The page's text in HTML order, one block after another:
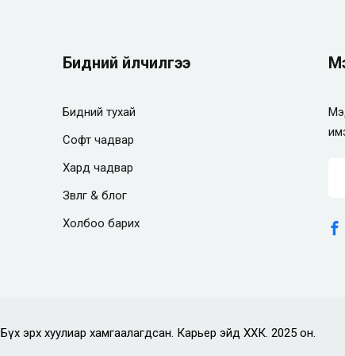
Бидний үйлчилгээ
Бидний тухай
Софт чадвар
Хард чадвар
Зөвлөгөө & блог
Холбоо барих
Бүх эрх хуулиар хамгаалагдсан. Карьер эйд ХХК. 2025 он.